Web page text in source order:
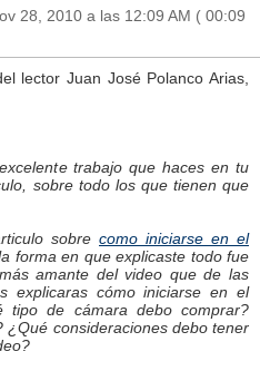
28, 2010 a las 12:09 AM ( 00:09
lector Juan José Polanco Arias,
trabajo que haces en tu
sobre todo los que tienen que
sobre como iniciarse en el
forma en que explicaste todo fue
amante del video que de las
explicaras cómo iniciarse en el
tipo de cámara debo comprar?
consideraciones debo tener